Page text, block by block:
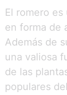
El romero
en forma de
Además de
una valiosa
de las
populares